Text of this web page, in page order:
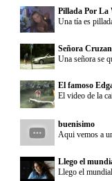
Pillada Por La
Una tía es
Señora
Una señora se
El famoso
El video de la
buenisimo
Aqui vemos a
Llego el
Llego el